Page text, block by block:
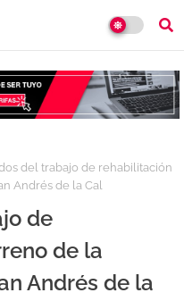
del trabajo de rehabilitación
Andrés de la Cal
de
de la
Andrés de la